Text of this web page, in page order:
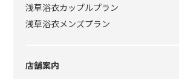
浅草浴衣カップルプラン
浅草浴衣メンズプラン
店舗案内